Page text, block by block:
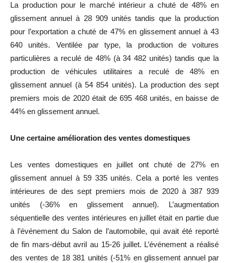
La production pour le marché intérieur a chuté de 48% en
glissement annuel à 28 909 unités tandis que la production
pour l’exportation a chuté de 47% en glissement annuel à 43
640 unités. Ventilée par type, la production de voitures
particulières a reculé de 48% (à 34 482 unités) tandis que la
production de véhicules utilitaires a reculé de 48% en
glissement annuel (à 54 854 unités). La production des sept
premiers mois de 2020 était de 695 468 unités, en baisse de
44% en glissement annuel.
Une certaine amélioration des ventes domestiques
Les ventes domestiques en juillet ont chuté de 27% en
glissement annuel à 59 335 unités. Cela a porté les ventes
intérieures de des sept premiers mois de 2020 à 387 939
unités (-36% en glissement annuel). L’augmentation
séquentielle des ventes intérieures en juillet était en partie due
à l’événement du Salon de l’automobile, qui avait été reporté
de fin mars-début avril au 15-26 juillet. L’événement a réalisé
des ventes de 18 381 unités (-51% en glissement annuel par